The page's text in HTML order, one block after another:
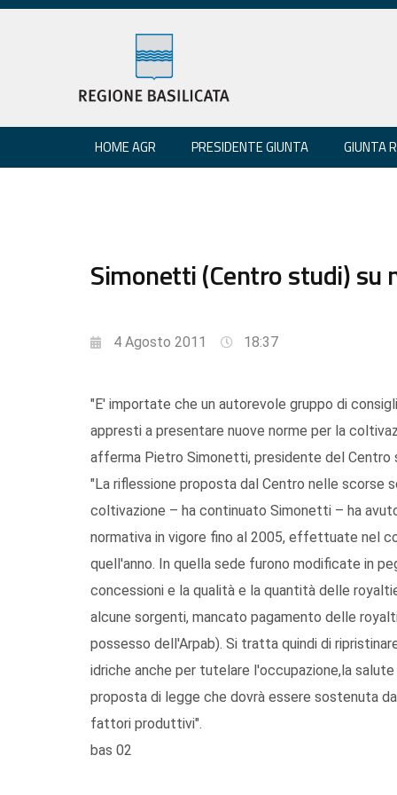
HOME AGR PRESIDENTE GIUNTA GIUNTA
Simonetti (Centro studi) su
4 Agosto 2011 18:37
"E' importate che un autorevole gruppo di
appresti a presentare nuove norme per la
afferma Pietro Simonetti, presidente del Centro
"La riflessione proposta dal Centro nelle scorse
coltivazione – ha continuato Simonetti – ha
normativa in vigore fino al 2005, effettuate nel
quell'anno. In quella sede furono modificate in
concessioni e la qualità e la quantità delle
alcune sorgenti, mancato pagamento delle
possesso dell'Arpab). Si tratta quindi di
idriche anche per tutelare l'occupazione,la
proposta di legge che dovrà essere sostenuta
fattori produttivi".
bas 02